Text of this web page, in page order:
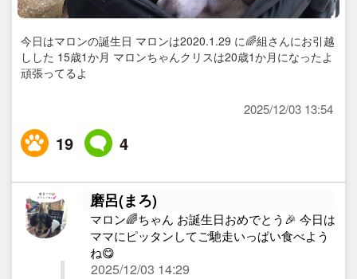
今日はマロンの誕生日 マロンは2020.1.29 に🌈組さんにお引越
しした 15歳1か月 マロンちゃんクリスは20歳1か月になったよ
頑張ってるよ
2025/12/03 13:54
19 4
磨呂(まろ)
マロン🌈ちゃん お誕生日おめでとう🎉 今日は
ママにピッタンしてご馳走いっぱい食べよう
ね😋
2025/12/03 14:29